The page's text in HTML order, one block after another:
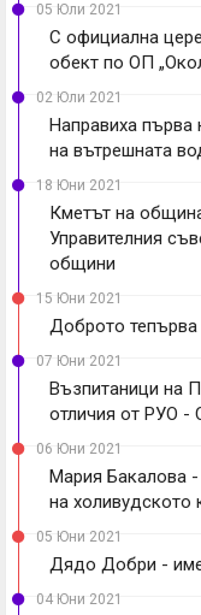
05 Юли 2021
С официална
обект по ОП
02 Юли 2021
Направиха първа
на вътрешната
18 Юни 2021
Кметът на
Управителния
общини
15 Юни 2021
Доброто
07 Юни 2021
Възпитаници на
отличия от РУО -
06 Юни 2021
Мария Бакалова
на холивудското
05 Юни 2021
Дядо Добри -
04 Юни 2021